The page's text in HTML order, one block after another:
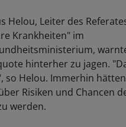
Helou, Leiter des
Krankheiten" im
hinterher zu jagen.
so Helou. Immerhin
Risiken und Chancen
werden.